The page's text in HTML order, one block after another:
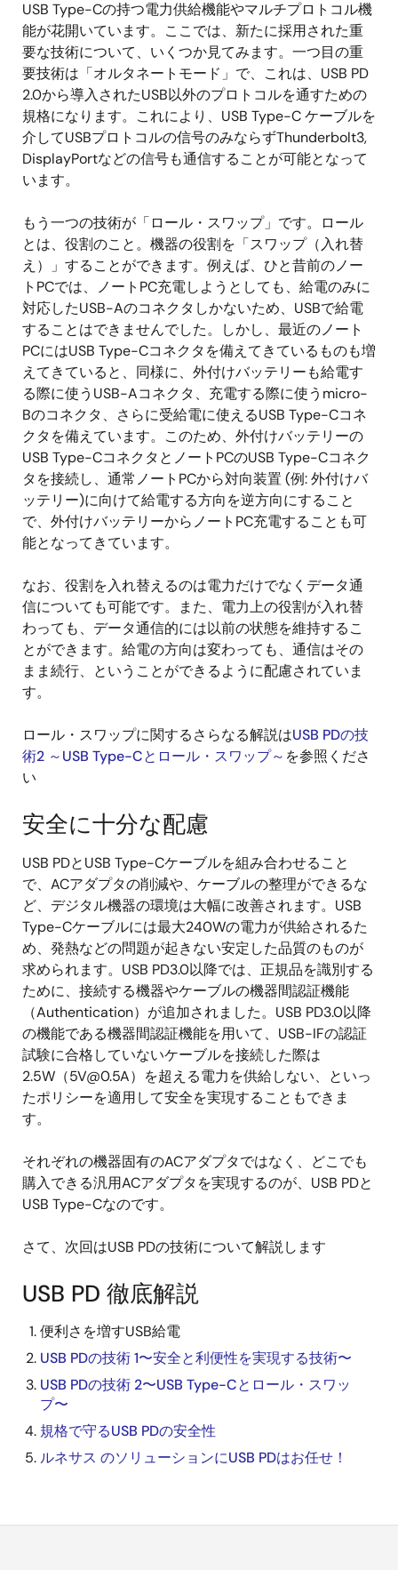
USB Type-Cの持つ電力供給機能やマルチプロトコル機
能が花開いています。ここでは、新たに採用された重
要な技術について、いくつか見てみます。一つ目の重
要技術は「オルタネートモード」で、これは、USB PD
2.0から導入されたUSB以外のプロトコルを通すための
規格になります。これにより、USB Type-C ケーブルを
介してUSBプロトコルの信号のみならずThunderbolt3,
DisplayPortなどの信号も通信することが可能となって
います。
もう一つの技術が「ロール・スワップ」です。ロール
とは、役割のこと。機器の役割を「スワップ（入れ替
え）」することができます。例えば、ひと昔前のノー
トPCでは、ノートPC充電しようとしても、給電のみに
対応したUSB-Aのコネクタしかないため、USBで給電
することはできませんでした。しかし、最近のノート
PCにはUSB Type-Cコネクタを備えてきているものも増
えてきていると、同様に、外付けバッテリーも給電す
る際に使うUSB-Aコネクタ、充電する際に使うmicro-
Bのコネクタ、さらに受給電に使えるUSB Type-Cコネ
クタを備えています。このため、外付けバッテリーの
USB Type-CコネクタとノートPCのUSB Type-Cコネク
タを接続し、通常ノートPCから対向装置 (例: 外付けバ
ッテリー)に向けて給電する方向を逆方向にすること
で、外付けバッテリーからノートPC充電することも可
能となってきています。
なお、役割を入れ替えるのは電力だけでなくデータ通
信についても可能です。また、電力上の役割が入れ替
わっても、データ通信的には以前の状態を維持するこ
とができます。給電の方向は変わっても、通信はその
まま続行、ということができるように配慮されていま
す。
ロール・スワップに関するさらなる解説はUSB PDの技
術2 ～USB Type-Cとロール・スワップ～ を参照くださ
い
安全に十分な配慮
USB PDとUSB Type-Cケーブルを組み合わせること
で、ACアダプタの削減や、ケーブルの整理ができるな
ど、デジタル機器の環境は大幅に改善されます。USB
Type-Cケーブルには最大240Wの電力が供給されるた
め、発熱などの問題が起きない安定した品質のものが
求められます。USB PD3.0以降では、正規品を識別する
ために、接続する機器やケーブルの機器間認証機能
（Authentication）が追加されました。USB PD3.0以降
の機能である機器間認証機能を用いて、USB-IFの認証
試験に合格していないケーブルを接続した際は
2.5W（5V@0.5A）を超える電力を供給しない、といっ
たポリシーを適用して安全を実現することもできま
す。
それぞれの機器固有のACアダプタではなく、どこでも
購入できる汎用ACアダプタを実現するのが、USB PDと
USB Type-Cなのです。
さて、次回はUSB PDの技術について解説します
USB PD 徹底解説
便利さを増すUSB給電
USB PDの技術 1〜安全と利便性を実現する技術〜
USB PDの技術 2〜USB Type-Cとロール・スワッ
プ〜
規格で守るUSB PDの安全性
ルネサス のソリューションにUSB PDはお任せ！